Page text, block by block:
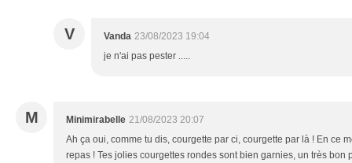
V Vanda 23/08/2023 19:04
je n'ai pas pester .....
M Minimirabelle 21/08/2023 20:07
Ah ça oui, comme tu dis, courgette par ci, courgette par là ! En ce
repas ! Tes jolies courgettes rondes sont bien garnies, un très bon